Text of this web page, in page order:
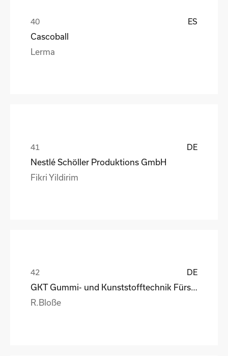
ES
Cascoball
Lerma
DE
Nestlé Schöller Produktions GmbH
Fikri Yildirim
DE
GKT Gummi- und Kunststofftechnik Fürstenwalde Gmb
R.Bloße